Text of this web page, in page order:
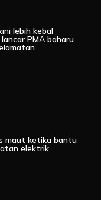
lebih kebal
PMA baharu
maut ketika bantu
elektrik